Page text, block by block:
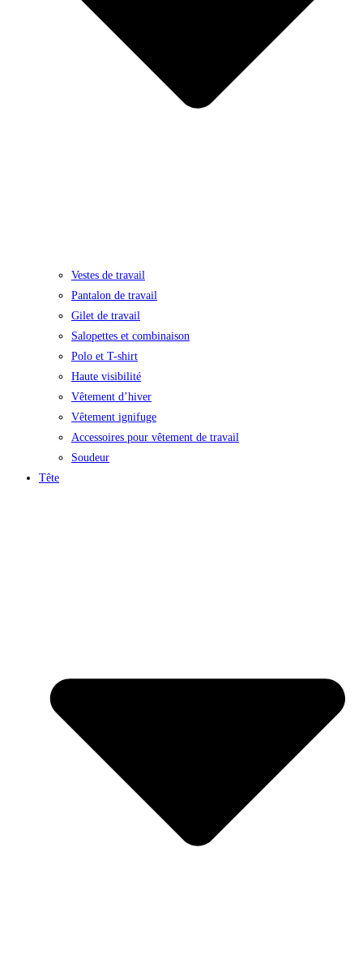
Vestes de travail
Pantalon de travail
Gilet de travail
Salopettes et combinaison
Polo et T-shirt
Haute visibilité
Vêtement d’hiver
Vêtement ignifuge
Accessoires pour vêtement de travail
Soudeur
Tête